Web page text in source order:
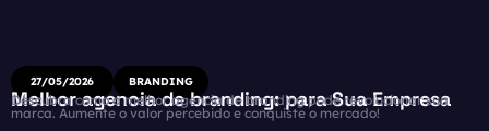
27/05/2026 BRANDING
Melhor agencia de branding: para Sua Empresa
Descubra como a melhor agencia de branding pode revolucionar sua
marca. Aumente o valor percebido e conquiste o mercado!